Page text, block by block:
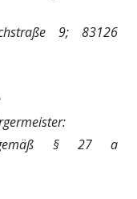
9; 83126
gemäß § 27 a